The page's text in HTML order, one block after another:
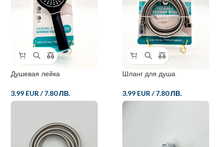
Душевая лейка
3.99 EUR /7.80 ЛВ.
Шланг для душа
3.99 EUR /7.80 ЛВ.